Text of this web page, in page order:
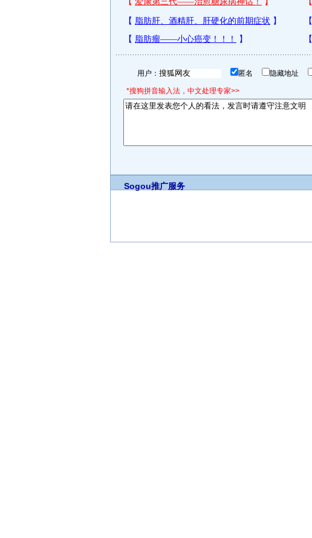
用户： 匿名 隐藏地址
*搜狗拼音输入法，中文处理专家>>
Sogou推广服务